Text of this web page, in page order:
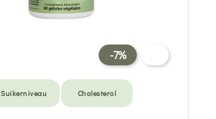
-7%
Suikerniveau Cholesterol